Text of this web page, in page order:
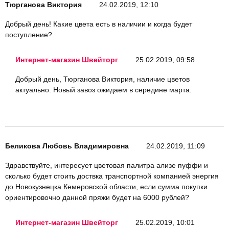
Тюрганова Виктория 24.02.2019, 12:10
Добрый день! Какие цвета есть в наличии и когда будет
поступление?
Интернет-магазин Швейторг 25.02.2019, 09:58
Добрый день, Тюрганова Виктория, наличие цветов
актуально. Новый завоз ожидаем в середине марта.
Беликова Любовь Владимировна 24.02.2019, 11:09
Здравствуйте, интересует цветовая палитра ализе пуффи и
сколько будет стоить доствка транспортной компанией энергия
до Новокузнецка Кемеровской области, если сумма покупки
ориентировочно данной пряжи будет на 6000 рублей?
Интернет-магазин Швейторг 25.02.2019, 10:01